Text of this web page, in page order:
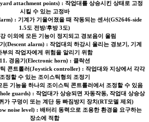
attachment points) : 작업대를 상승시킨 상태로 고정
시킬 수 있는 고정바
: 기계가 기울어졌을 때 작동되는 센서(GS2646-side
1.5도 전방/후방 3도)
이외에 모든 기능이 정지되고 경보음이 울림
(Descent alarm) : 작업대의 하강시 울리는 경보기, 기계
부의 작업자에게 위험을 알리기 위함
11. 경음기(Electronic horn) : 클락션
콘트롤러(Joystick controller) : 작업대와 지상에서 각각
조정할 수 있는 조이스틱형의 조정기
든 기능을 하나의 조이스틱 콘트롤러에서 조정할 수 있음
guards) : 작업대가 상승되면 자동작동, 작업대 상승상
가 구덩이 또는 계단 등 빠짐방지 장치(RT모델 제외)
noise level) : 배터리 동력으로 조용한 환경을 요구하는
장소에 적합